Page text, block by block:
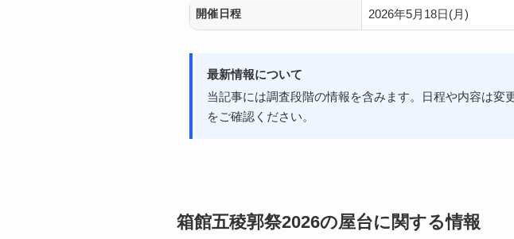
開催日程 2026年5月18日(月)
最新情報について
当記事には調査段階の情報を含みます。日程や内容は
をご確認ください。
箱館五稜郭祭2026の屋台に関する情報